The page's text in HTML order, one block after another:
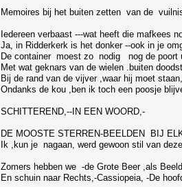
Memoires bij het buiten zetten van de
Iedereen verbaast ---wat heeft die mafkees
Ja, in Ridderkerk is het donker --ook in je
De container moest zo nodig nog de poort
Met wat geknars van de wielen .buiten
Bij de rand van de vijver ,waar hij moet
Ondanks de kou ,ben ik toch een poosje
SCHITTEREND,--IN EEN WOORD,-
DE MOOSTE STERREN-BEELDEN BIJ
Ik ,kun je nagaan, werd gewoon stil van
Zomers hebben we -de Grote Beer ,als
En schuin naar Rechts,-Cassiopeia, -De